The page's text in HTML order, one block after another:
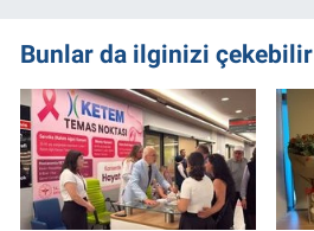
Bunlar da ilginizi çekebilir